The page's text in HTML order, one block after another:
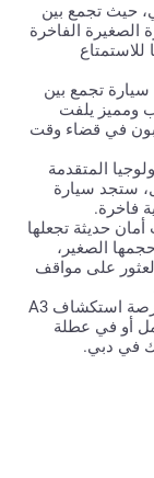
حيث تجمع بين
الصغيرة الفاخرة
للاستمتاع
تجمع بين
ومميز يلفت
في قضاء وقت
المتقدمة
ستجد سيارة
فاخرة.
حديثة تجعلها
الصغير،
على مواقف
استكشاف
أو في عطلة
في دبي.